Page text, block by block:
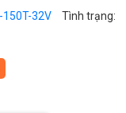
150T-32V
Tình trạng: